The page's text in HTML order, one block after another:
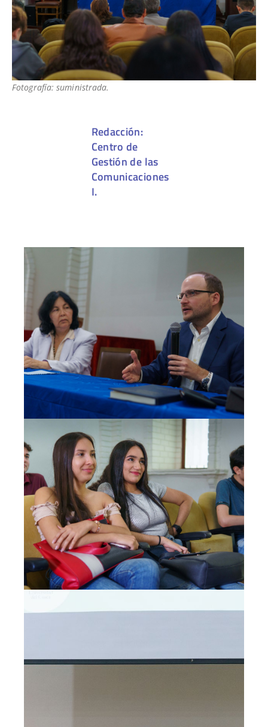
Fotografía: suministrada.
Redacción:
Centro de
Gestión de las
Comunicaciones
I.